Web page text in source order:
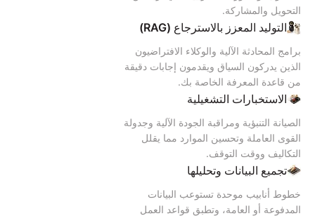
التحويل والمشاركة.
التوليد المعزز بالاسترجاع (RAG)
برامج المحادثة الآلية والوكلاء الافتراضيون
الذين يدركون السياق ويقدمون إجابات دقيقة
من قاعدة المعرفة الخاصة بك.
الاستخبارات التشغيلية
الصيانة التنبؤية ومراقبة الجودة الآلية وجدولة
القوى العاملة وتحسين الموارد مما يقلل
التكاليف ووقت التوقف.
تجميع البيانات وتحليلها
خطوط أنابيب موحدة تستوعب البيانات
المدفوعة أو العامة، وتطبق قواعد العمل